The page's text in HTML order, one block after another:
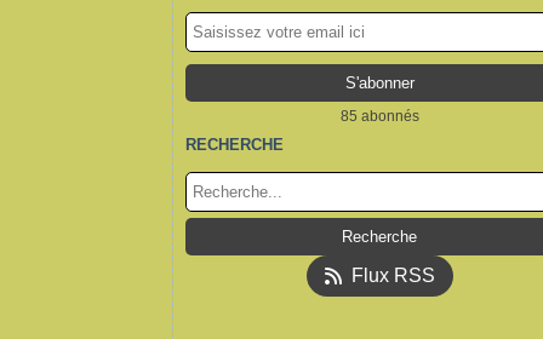
85 abonnés
RECHERCHE
Flux RSS